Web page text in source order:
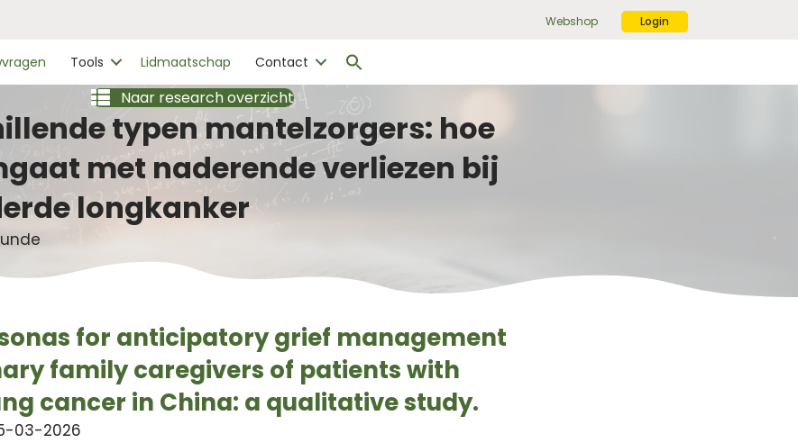
Webshop Login
Tools Lidmaatschap Contact
Naar research overzicht
typen mantelzorgers: hoe
met naderende verliezen bij
longkanker
for anticipatory grief management
family caregivers of patients with
cancer in China: a qualitative study.
03-2026